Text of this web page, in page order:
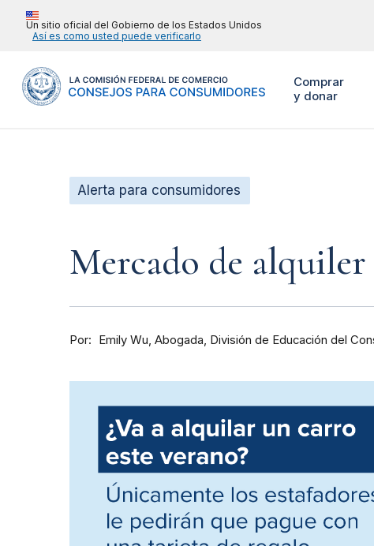
Un sitio oficial del Gobierno de los Estados Unidos
Así es como usted puede verificarlo
Comprar
y donar
Alerta para consumidores
Mercado de alquiler
Por Emily Wu Abogada, División de Educación del